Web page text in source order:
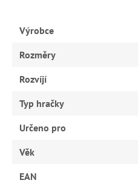
Výrobce
Rozměry
Rozvíjí
Typ hračky
Určeno pro
Věk
EAN